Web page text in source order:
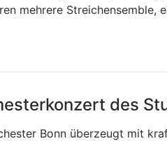
mehrere Streichensemble,
des
Bonn überzeugt mit